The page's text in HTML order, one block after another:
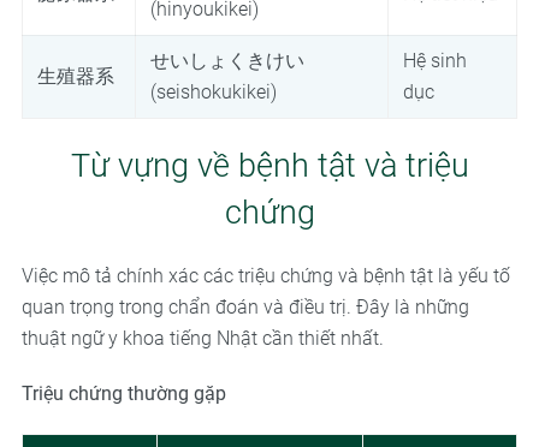
(hinyoukikei)
生殖器系
せいしょくきけい
(seishokukikei)
Hệ sinh
dục
Từ vựng về bệnh tật và triệu
chứng
Việc mô tả chính xác các triệu chứng và bệnh tật là yếu tố
quan trọng trong chẩn đoán và điều trị. Đây là những
thuật ngữ y khoa tiếng Nhật cần thiết nhất.
Triệu chứng thường gặp